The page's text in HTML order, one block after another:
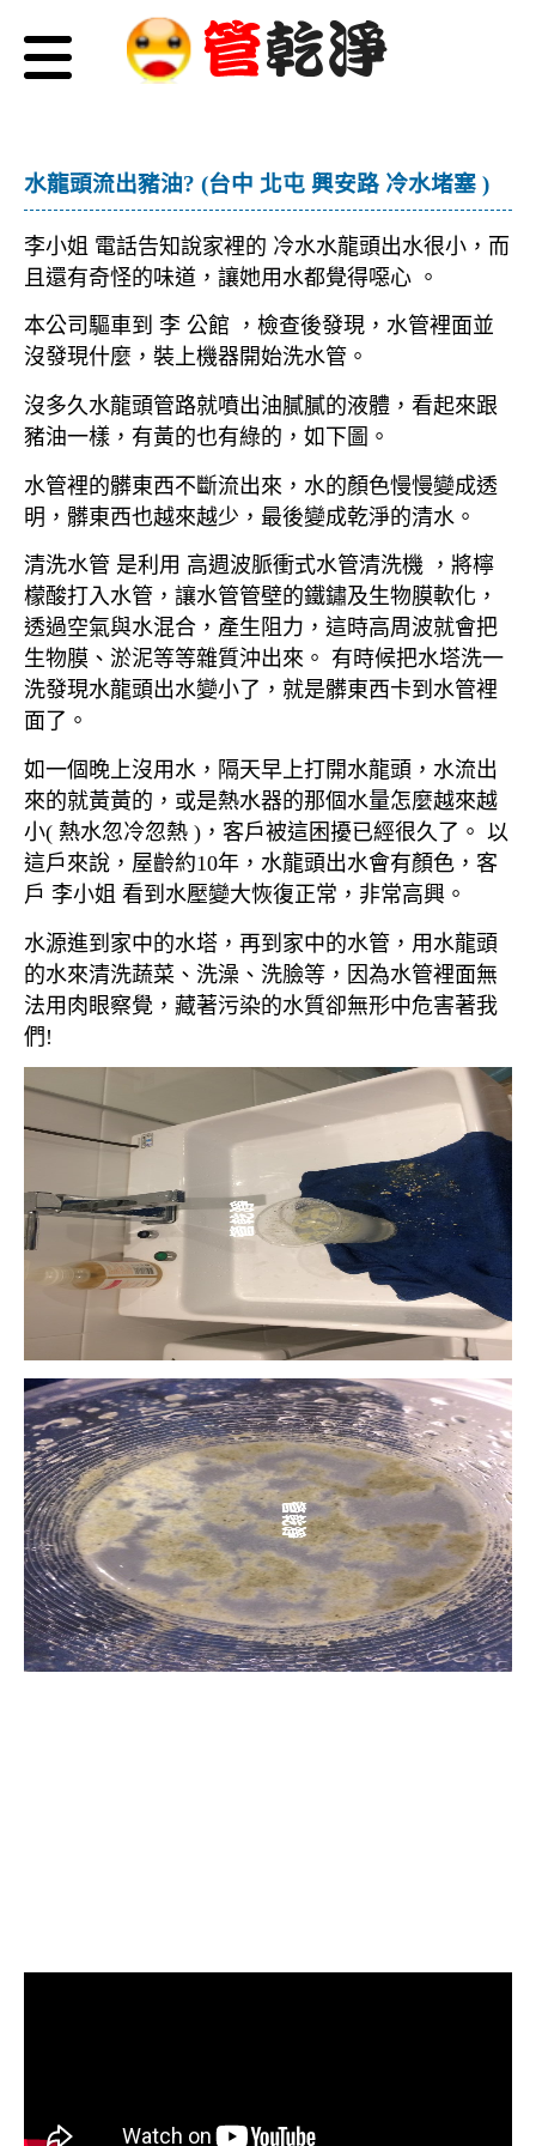
水龍頭流出豬油? (台中 北屯 興安路 冷水堵塞 )
李小姐 電話告知說家裡的 冷水水龍頭出水很小，而
且還有奇怪的味道，讓她用水都覺得噁心 。
本公司驅車到 李 公館 ，檢查後發現，水管裡面並
沒發現什麼，裝上機器開始洗水管。
沒多久水龍頭管路就噴出油膩膩的液體，看起來跟
豬油一樣，有黃的也有綠的，如下圖。
水管裡的髒東西不斷流出來，水的顏色慢慢變成透
明，髒東西也越來越少，最後變成乾淨的清水。
清洗水管 是利用 高週波脈衝式水管清洗機 ，將檸
檬酸打入水管，讓水管管壁的鐵鏽及生物膜軟化，
透過空氣與水混合，產生阻力，這時高周波就會把
生物膜、淤泥等等雜質沖出來。 有時候把水塔洗一
洗發現水龍頭出水變小了，就是髒東西卡到水管裡
面了。
如一個晚上沒用水，隔天早上打開水龍頭，水流出
來的就黃黃的，或是熱水器的那個水量怎麼越來越
小( 熱水忽冷忽熱 )，客戶被這困擾已經很久了。 以
這戶來說，屋齡約10年，水龍頭出水會有顏色，客
戶 李小姐 看到水壓變大恢復正常，非常高興。
水源進到家中的水塔，再到家中的水管，用水龍頭
的水來清洗蔬菜、洗澡、洗臉等，因為水管裡面無
法用肉眼察覺，藏著污染的水質卻無形中危害著我
們!